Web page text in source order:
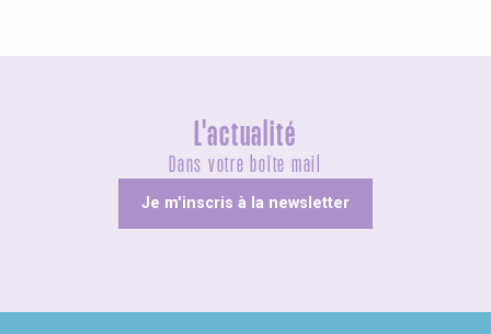
L'actualité
Dans votre boîte mail
Je m'inscris à la newsletter